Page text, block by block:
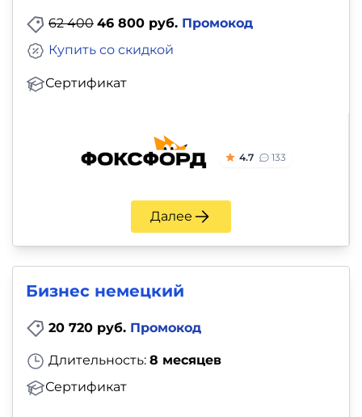
62 400 46 800 руб. Промокод
Сертификат
Купить со скидкой
4.7 133
Далее
Бизнес немецкий
20 720 руб. Промокод
Длительность: 8 месяцев
Сертификат
Иностранный
язык
Для
Красота,
Психология
и
саморазвитие
Прочее
Репетиторы